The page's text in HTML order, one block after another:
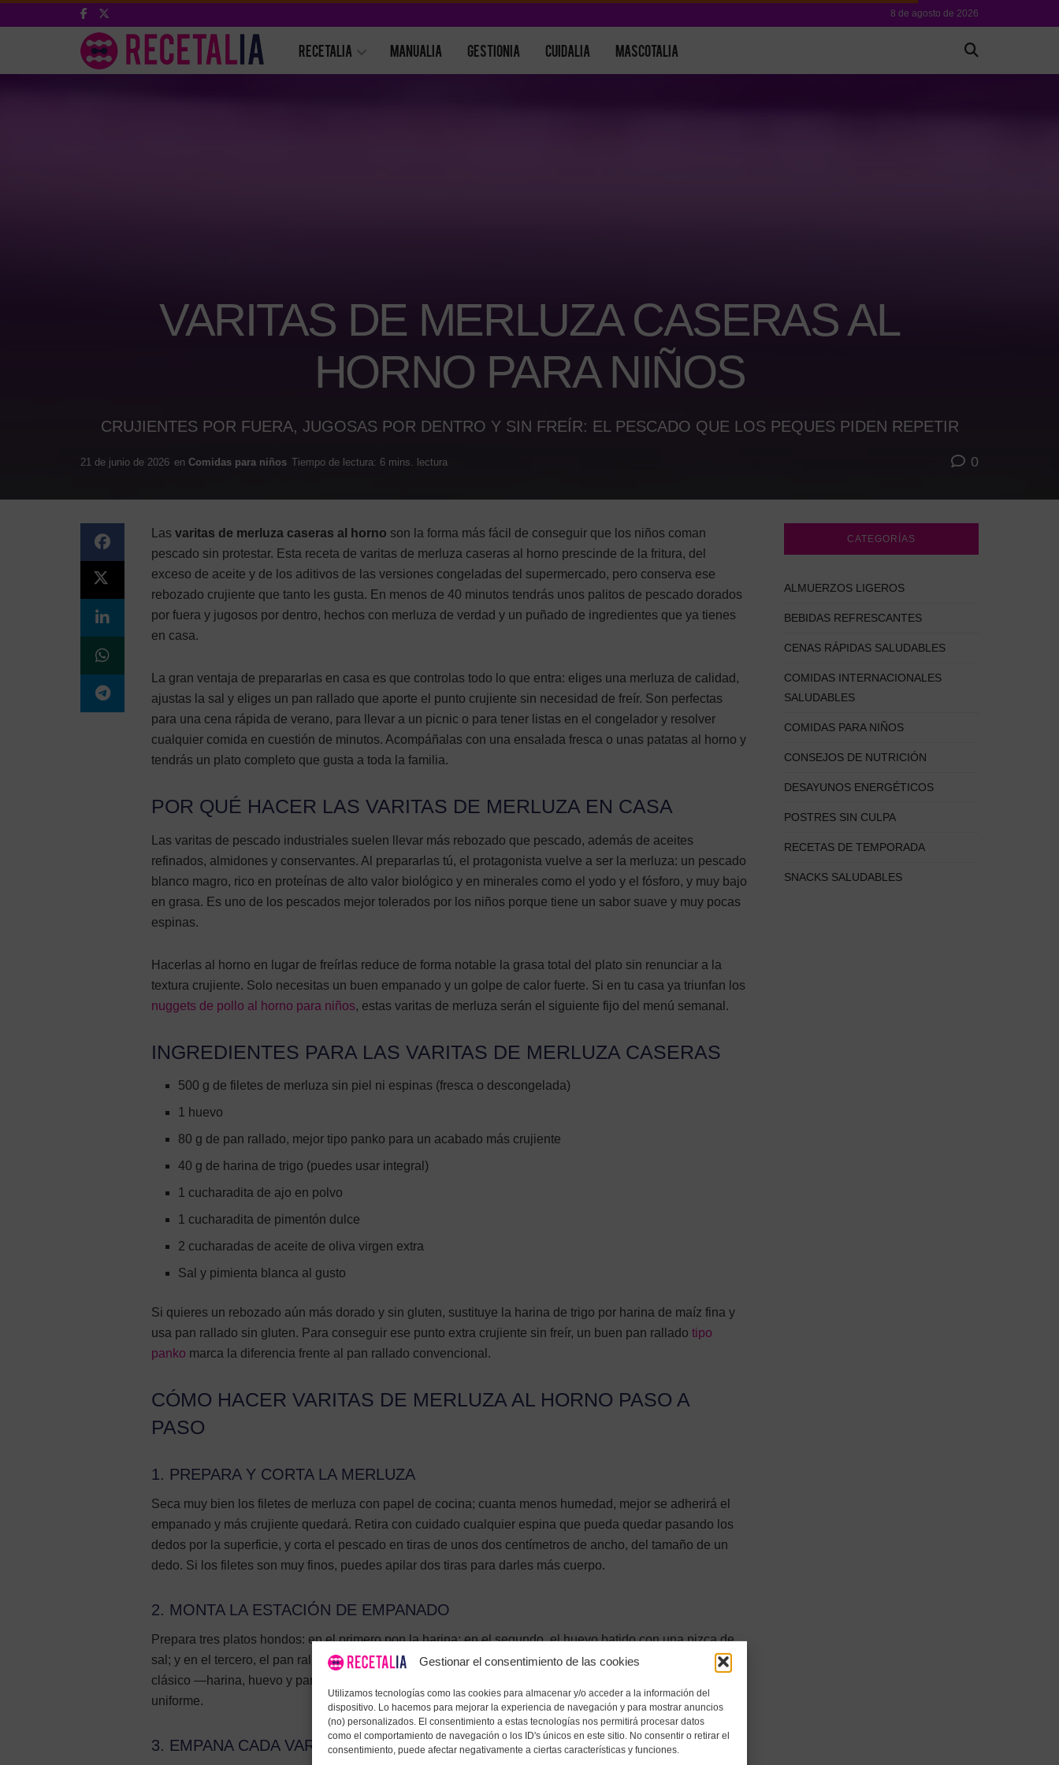
Gestionar el consentimiento de las cookies
Utilizamos tecnologías como las cookies para almacenar y/o acceder a la información del
dispositivo. Lo hacemos para mejorar la experiencia de navegación y para mostrar anuncios
(no) personalizados. El consentimiento a estas tecnologías nos permitirá procesar datos
como el comportamiento de navegación o los ID's únicos en este sitio. No consentir o retirar el
consentimiento, puede afectar negativamente a ciertas características y funciones.
8 de agosto de 2026
RECETALIA MANUALIA GESTIONIA CUIDALIA MASCOTALIA
VARITAS DE MERLUZA CASERAS AL
HORNO PARA NIÑOS
CRUJIENTES POR FUERA, JUGOSAS POR DENTRO Y SIN FREÍR: EL PESCADO QUE LOS PEQUES PIDEN REPETIR
21 de junio de 2026 en Comidas para niños Tiempo de lectura: 6 mins. lectura 0
Las varitas de merluza caseras al horno son la forma más fácil de conseguir que los niños coman
pescado sin protestar. Esta receta de varitas de merluza caseras al horno prescinde de la fritura, del
exceso de aceite y de los aditivos de las versiones congeladas del supermercado, pero conserva ese
rebozado crujiente que tanto les gusta. En menos de 40 minutos tendrás unos palitos de pescado dorados
por fuera y jugosos por dentro, hechos con merluza de verdad y un puñado de ingredientes que ya tienes
en casa.
La gran ventaja de prepararlas en casa es que controlas todo lo que entra: eliges una merluza de calidad,
ajustas la sal y eliges un pan rallado que aporte el punto crujiente sin necesidad de freír. Son perfectas
para una cena rápida de verano, para llevar a un picnic o para tener listas en el congelador y resolver
cualquier comida en cuestión de minutos. Acompáñalas con una ensalada fresca o unas patatas al horno y
tendrás un plato completo que gusta a toda la familia.
POR QUÉ HACER LAS VARITAS DE MERLUZA EN CASA
Las varitas de pescado industriales suelen llevar más rebozado que pescado, además de aceites
refinados, almidones y conservantes. Al prepararlas tú, el protagonista vuelve a ser la merluza: un pescado
blanco magro, rico en proteínas de alto valor biológico y en minerales como el yodo y el fósforo, y muy bajo
en grasa. Es uno de los pescados mejor tolerados por los niños porque tiene un sabor suave y muy pocas
espinas.
Hacerlas al horno en lugar de freírlas reduce de forma notable la grasa total del plato sin renunciar a la
textura crujiente. Solo necesitas un buen empanado y un golpe de calor fuerte. Si en tu casa ya triunfan los
nuggets de pollo al horno para niños, estas varitas de merluza serán el siguiente fijo del menú semanal.
INGREDIENTES PARA LAS VARITAS DE MERLUZA CASERAS
500 g de filetes de merluza sin piel ni espinas (fresca o descongelada)
1 huevo
80 g de pan rallado, mejor tipo panko para un acabado más crujiente
40 g de harina de trigo (puedes usar integral)
1 cucharadita de ajo en polvo
1 cucharadita de pimentón dulce
2 cucharadas de aceite de oliva virgen extra
Sal y pimienta blanca al gusto
Si quieres un rebozado aún más dorado y sin gluten, sustituye la harina de trigo por harina de maíz fina y
usa pan rallado sin gluten. Para conseguir ese punto extra crujiente sin freír, un buen pan rallado tipo
panko marca la diferencia frente al pan rallado convencional.
CÓMO HACER VARITAS DE MERLUZA AL HORNO PASO A
PASO
1. PREPARA Y CORTA LA MERLUZA
Seca muy bien los filetes de merluza con papel de cocina; cuanta menos humedad, mejor se adherirá el
empanado y más crujiente quedará. Retira con cuidado cualquier espina que pueda quedar pasando los
dedos por la superficie, y corta el pescado en tiras de unos dos centímetros de ancho, del tamaño de un
dedo. Si los filetes son muy finos, puedes apilar dos tiras para darles más cuerpo.
2. MONTA LA ESTACIÓN DE EMPANADO
Prepara tres platos hondos: en el primero pon la harina; en el segundo, el huevo batido con una pizca de
sal; y en el tercero, el pan rallado mezclado con el ajo en polvo, el pimentón, sal y pimienta. Este orden
clásico —harina, huevo y pan rallado— es el que garantiza que el rebozado quede bien pegado y
uniforme.
3. EMPANA CADA VARITA
CATEGORÍAS
ALMUERZOS LIGEROS
BEBIDAS REFRESCANTES
CENAS RÁPIDAS SALUDABLES
COMIDAS INTERNACIONALES
SALUDABLES
COMIDAS PARA NIÑOS
CONSEJOS DE NUTRICIÓN
DESAYUNOS ENERGÉTICOS
POSTRES SIN CULPA
RECETAS DE TEMPORADA
SNACKS SALUDABLES